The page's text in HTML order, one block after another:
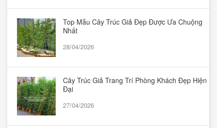
Top Mẫu Cây Trúc Giả Đẹp Được Ưa Chuộng
Nhất
28/04/2026
Cây Trúc Giả Trang Trí Phòng Khách Đẹp Hiện
Đại
27/04/2026